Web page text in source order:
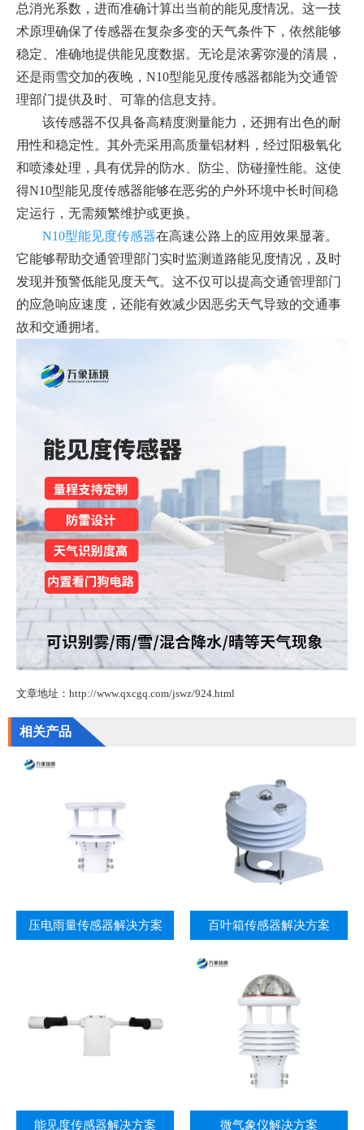
总消光系数，进而准确计算出当前的能见度情况。这一技
术原理确保了传感器在复杂多变的天气条件下，依然能够
稳定、准确地提供能见度数据。无论是浓雾弥漫的清晨，
还是雨雪交加的夜晚，N10型能见度传感器都能为交通管
理部门提供及时、可靠的信息支持。
该传感器不仅具备高精度测量能力，还拥有出色的耐
用性和稳定性。其外壳采用高质量铝材料，经过阳极氧化
和喷漆处理，具有优异的防水、防尘、防碰撞性能。这使
得N10型能见度传感器能够在恶劣的户外环境中长时间稳
定运行，无需频繁维护或更换。
N10型能见度传感器在高速公路上的应用效果显著。
它能够帮助交通管理部门实时监测道路能见度情况，及时
发现并预警低能见度天气。这不仅可以提高交通管理部门
的应急响应速度，还能有效减少因恶劣天气导致的交通事
故和交通拥堵。
文章地址：http://www.qxcgq.com/jswz/924.html
相关产品
压电雨量传感器解决方案 百叶箱传感器解决方案
能见度传感器解决方案 微气象仪解决方案